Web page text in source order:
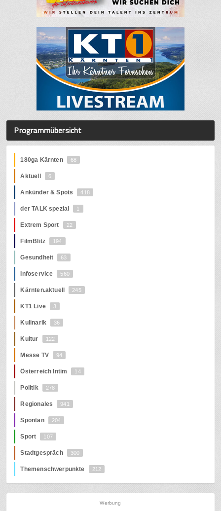
Programmübersicht
180ga Kärnten 68
Aktuell 6
Ankünder & Spots 418
der TALK spezial 1
Extrem Sport 22
FilmBlitz 194
Gesundheit 63
Infoservice 560
Kärnten.aktuell 245
KT1 Live 3
Kulinarik 36
Kultur 122
Messe TV 94
Österreich Intim 14
Politik 278
Regionales 941
Spontan 204
Sport 107
Stadtgespräch 300
Themenschwerpunkte 212
Werbung